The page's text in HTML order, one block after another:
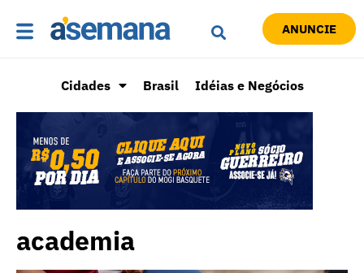
ANUNCIE
Cidades Brasil Idéias e Negócios
academia